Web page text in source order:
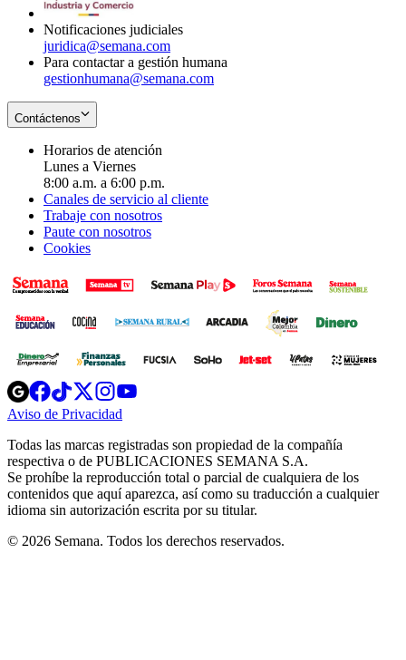
Notificaciones judiciales
juridica@semana.com
Para contactar a gestión humana
gestionhumana@semana.com
Contáctenos
Horarios de atención
Lunes a Viernes
8:00 a.m. a 6:00 p.m.
Canales de servicio al cliente
Trabaje con nosotros
Paute con nosotros
Cookies
Opens
in
new
Opens
in
new
Opens
in
new
window
Opens
new
windowwindow
Aviso de Privacidad
new
window
Todas las marcas registradas son propiedad de la compañía
respectiva o de PUBLICACIONES SEMANA S.A.
Se prohíbe la reproducción total o parcial de cualquiera de los
contenidos que aquí aparezca, así como su traducción a cualquier
idioma sin autorización escrita por su titular.
© 2026 Semana. Todos los derechos reservados.